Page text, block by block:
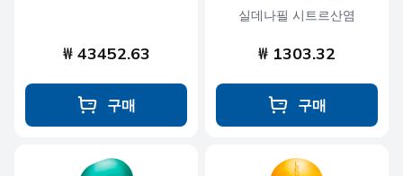
₩ 43452.63
구매
실데나필 시트르산염
₩ 1303.32
구매